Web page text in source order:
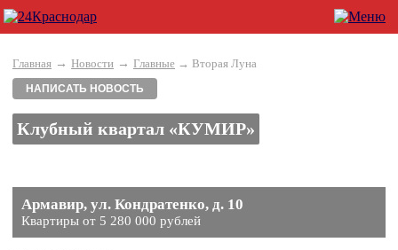
Главная → Новости → Главные → Вторая Луна
НАПИСАТЬ НОВОСТЬ
Клубный квартал «КУМИР»
Армавир, ул. Кондратенко, д. 10
Квартиры от 5 280 000 рублей